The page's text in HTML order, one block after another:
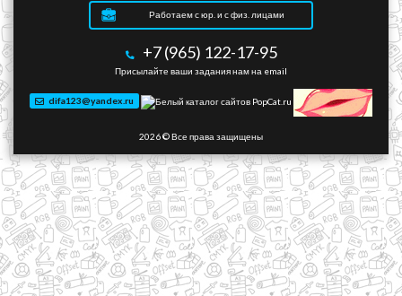
Работаем с юр. и с физ. лицами
+7 (965) 122-17-95
Присылайте ваши задания нам на email
difa123@yandex.ru
2026 © Все права защищены